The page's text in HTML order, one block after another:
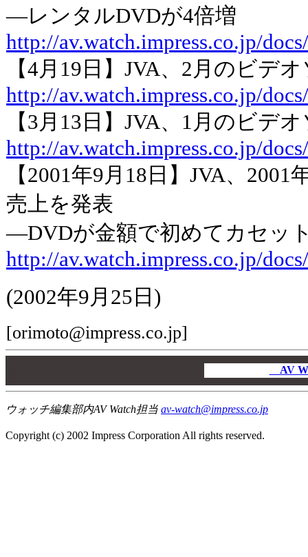
―レンタルDVDが4倍増
http://av.watch.impress.co.jp/
【4月19日】JVA、2月のビデ
http://av.watch.impress.co.jp/
【3月13日】JVA、1月のビデ
http://av.watch.impress.co.jp/
【2001年9月18日】JVA、
売上を発表
―DVDが金額で初めてカセッ
http://av.watch.impress.co.jp/
(2002年9月25日)
[orimoto@impress.co.jp]
AV
ウォッチ編集部内AV Watch担当 av-watch@impress.co.jp
Copyright (c) 2002 Impress Corporation All rights reserved.